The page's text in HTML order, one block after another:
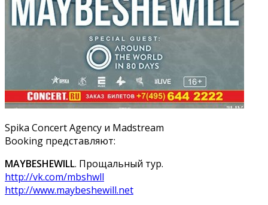
Spika Concert Agency и Madstream
Booking представляют:
MAYBESHEWILL. Прощальный тур.
http://vk.com/mbshwll
http://www.maybeshewill.net